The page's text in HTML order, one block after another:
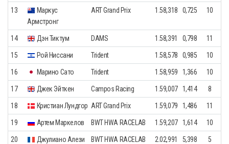
13
Маркус
Армстронг
ART Grand Prix 1.58,318 0,725 10
14 Дэн Тиктум DAMS 1.58,391 0,798 11
15 Рой Ниссани Trident 1.58,578 0,985 10
16 Марино Сато Trident 1.58,959 1,366 10
17 Джек Эйткен Campos Racing 1.59,007 1,414 8
18 Кристиан Лундгор ART Grand Prix 1.59,079 1,486 11
19 Артем Маркелов BWT HWA RACELAB 1.59,207 1,614 10
20 Джулиано Алези BWT HWA RACELAB 2.02,991 5,398 5